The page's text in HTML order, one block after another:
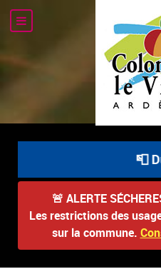
📮
🚨 ALERTE
Les restrictions des
sur la commune.